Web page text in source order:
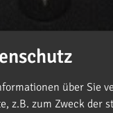
über Sie
z.B. zum Zweck der